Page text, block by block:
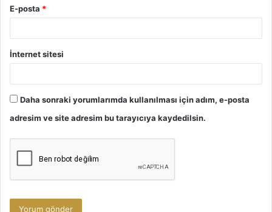
E-posta *
İnternet sitesi
Daha sonraki yorumlarımda kullanılması için adım, e-posta
adresim ve site adresim bu tarayıcıya kaydedilsin.